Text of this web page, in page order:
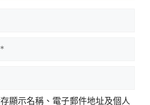
顯示名稱、電子郵件地址及個人